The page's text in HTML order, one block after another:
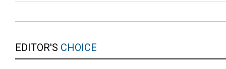
EDITOR'S CHOICE